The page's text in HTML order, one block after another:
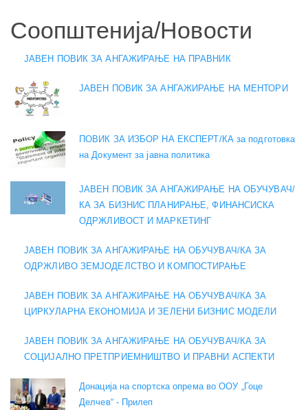
Соопштенија/Новости
ЈАВЕН ПОВИК ЗА АНГАЖИРАЊЕ НА ПРАВНИК
ЈАВЕН ПОВИК ЗА АНГАЖИРАЊЕ НА МЕНТОРИ
ПОВИК ЗА ИЗБОР НА ЕКСПЕРТ/КА за подготовка
на Документ за јавна политика
ЈАВЕН ПОВИК ЗА АНГАЖИРАЊЕ НА ОБУЧУВАЧ/
КА ЗА БИЗНИС ПЛАНИРАЊЕ, ФИНАНСИСКА
ОДРЖЛИВОСТ И МАРКЕТИНГ
ЈАВЕН ПОВИК ЗА АНГАЖИРАЊЕ НА ОБУЧУВАЧ/КА ЗА
ОДРЖЛИВО ЗЕМЈОДЕЛСТВО И КОМПОСТИРАЊЕ
ЈАВЕН ПОВИК ЗА АНГАЖИРАЊЕ НА ОБУЧУВАЧ/КА ЗА
ЦИРКУЛАРНА ЕКОНОМИЈА И ЗЕЛЕНИ БИЗНИС МОДЕЛИ
ЈАВЕН ПОВИК ЗА АНГАЖИРАЊЕ НА ОБУЧУВАЧ/КА ЗА
СОЦИЈАЛНО ПРЕТПРИЕМНИШТВО И ПРАВНИ АСПЕКТИ
Донација на спортска опрема во ООУ „Гоце
Делчев“ - Прилеп